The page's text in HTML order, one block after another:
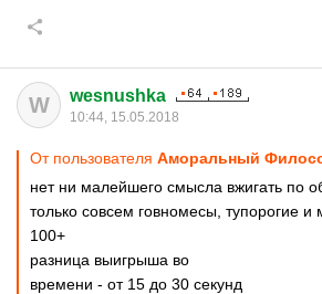
W wesnushka
10:44, 15.05.2018
От пользователя Аморальный
нет ни малейшего смысла вжигать по
только совсем говномесы, тупорогие и
100+
разница выигрыша во
времени - от 15 до 30 секунд